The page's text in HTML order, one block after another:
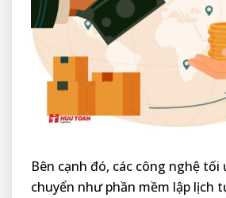
Bên cạnh đó, các công nghệ tối
chuyển như phần mềm lập lịch